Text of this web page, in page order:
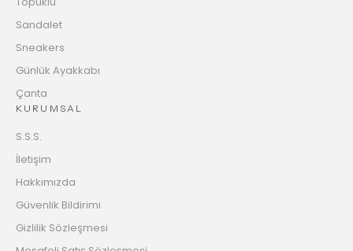
Sandalet
Sneakers
Günlük Ayakkabı
Çanta
KURUMSAL
S.S.S.
İletişim
Hakkımızda
Güvenlik Bildirimi
Gizlilik Sözleşmesi